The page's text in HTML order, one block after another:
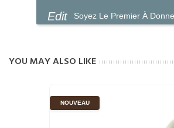
Soyez Le Premier À
YOU MAY ALSO LIKE
NOUVEAU